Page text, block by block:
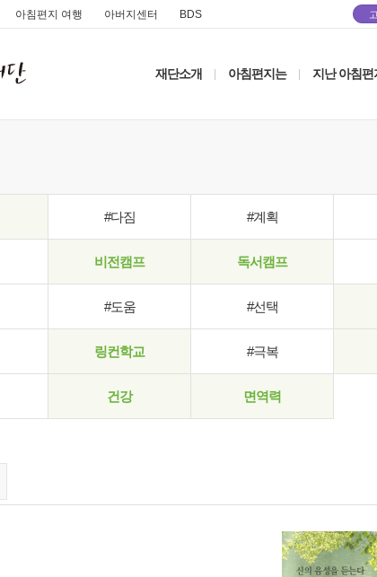
아침편지 여행 아버지센터 BDS
재단소개 아침편지는 지난 아침편
#다짐 #계획
비전캠프 독서캠프
#도움 #선택
링컨학교 #극복
건강 면역력